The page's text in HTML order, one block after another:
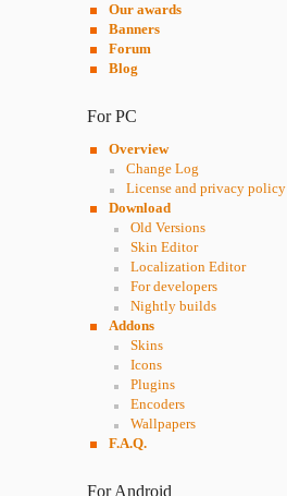
Our awards
Banners
Forum
Blog
For PC
Overview
Change Log
License and privacy policy
Download
Old Versions
Skin Editor
Localization Editor
For developers
Nightly builds
Addons
Skins
Icons
Plugins
Encoders
Wallpapers
F.A.Q.
For Android